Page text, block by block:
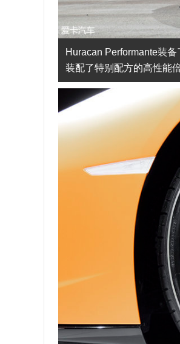
Huracan Performante装
装配了特别配方的高性能